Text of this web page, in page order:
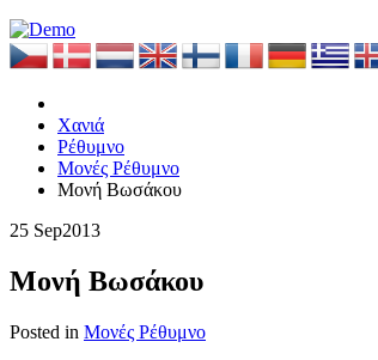
Χανιά
Ρέθυμνο
Μονές Ρέθυμνο
Μονή Βωσάκου
25 Sep2013
Μονή Βωσάκου
Posted in Μονές Ρέθυμνο